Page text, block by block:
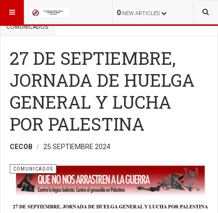
0 NEW ARTICLES
ESTÁ AQUÍ: QUE NO NOS ARRASTREN A LA GUERRA
COMUNICADOS
27 DE SEPTIEMBRE,
JORNADA DE HUELGA
GENERAL Y LUCHA
POR PALESTINA
CECOB 25 SEPTIEMBRE 2024
COMUNICADOS